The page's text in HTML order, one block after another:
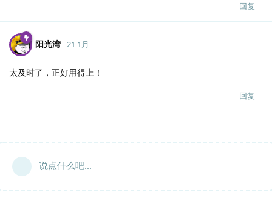
回复
阳光湾 21 1月
太及时了，正好用得上！
回复
说点什么吧...